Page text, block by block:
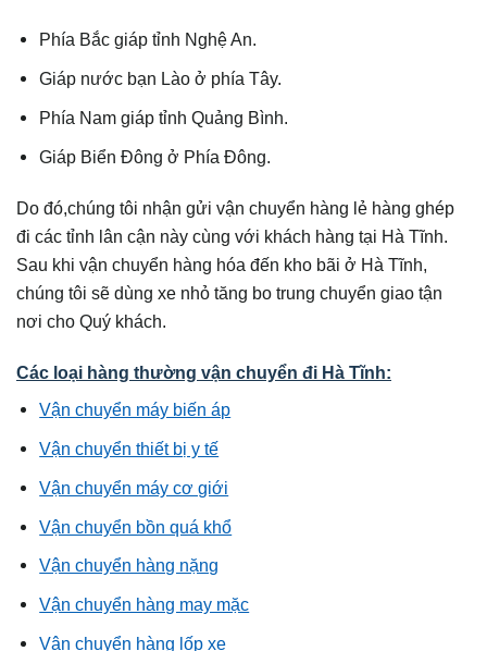
Phía Bắc giáp tỉnh Nghệ An.
Giáp nước bạn Lào ở phía Tây.
Phía Nam giáp tỉnh Quảng Bình.
Giáp Biển Đông ở Phía Đông.
Do đó,chúng tôi nhận gửi vận chuyển hàng lẻ hàng ghép
đi các tỉnh lân cận này cùng với khách hàng tại Hà Tĩnh.
Sau khi vận chuyển hàng hóa đến kho bãi ở Hà Tĩnh,
chúng tôi sẽ dùng xe nhỏ tăng bo trung chuyển giao tận
nơi cho Quý khách.
Các loại hàng thường vận chuyển đi Hà Tĩnh:
Vận chuyển máy biến áp
Vận chuyển thiết bị y tế
Vận chuyển máy cơ giới
Vận chuyển bồn quá khổ
Vận chuyển hàng nặng
Vận chuyển hàng may mặc
Vận chuyển hàng lốp xe